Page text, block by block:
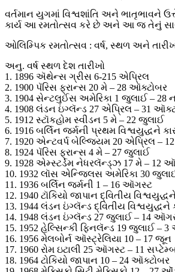
વર્તમાન યુગમાં વિશ્વશાંતિ અને ભાતૃભાવને
કાર્ય આ રમતોત્સવ કરે છે અને આ જ તેનું
ઓલિમ્પિક રમતોત્સવ : વર્ષ, સ્થળ અને
અનુ. વર્ષ સ્થળ દેશ તારીખો
1. 1896 ઍથેન્સ ગ્રીસ 6-215 એપ્રિલ
2. 1900 પૅરિસ ફ્રાન્સ 20 મે – 28 ઑક્ટોબર
3. 1904 સેન્ટલુઈસ અમેરિકા 1 જુલાઈ – 28
4. 1908 લંડન ઇંગ્લૅન્ડ 27 એપ્રિલ – 31
5. 1912 સ્ટૉકહોમ સ્વીડન 5 મે – 22 જુલાઈ
6. 1916 બર્લિન જર્મની પ્રથમ વિશ્વયુદ્ધને
7. 1920 એન્ટવર્પ બેલ્જિયમ 20 એપ્રિલ –
8. 1924 પૅરિસ ફ્રાન્સ 4 મે – 27 જુલાઈ
9. 1928 એમ્સ્ટર્ડમ નેધરલૅન્ડ્ઝ 17 મે – 12
10. 1932 લૉસ એન્જિલસ અમેરિકા 30
11. 1936 બર્લિન જર્મની 1 – 16 ઑગસ્ટ
12. 1940 ટૉકિયો જાપાન દ્વિતીય
13. 1944 લંડન ઇંગ્લૅન્ડ દ્વિતીય વિશ્વયુદ્ધને
14. 1948 લંડન ઇંગ્લૅન્ડ 27 જુલાઈ – 14
15. 1952 હેલ્સિન્કી ફિનલૅન્ડ 19 જુલાઈ –
16. 1956 મેલબોર્ન ઑસ્ટ્રેલિયા 10 – 17 જૂન
17. 1960 રોમ ઇટાલી 25 ઑગસ્ટ – 11
18. 1964 ટોકિયો જાપાન 10 – 24 ઑક્ટોબર